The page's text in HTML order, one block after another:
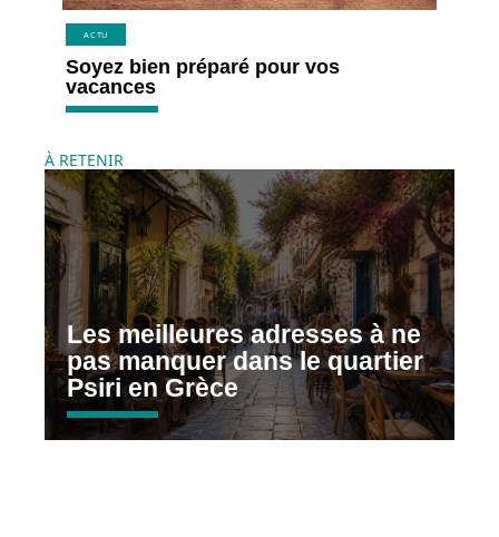
ACTU
Soyez bien préparé pour vos
vacances
À RETENIR
Les meilleures adresses à ne
pas manquer dans le quartier
Psiri en Grèce